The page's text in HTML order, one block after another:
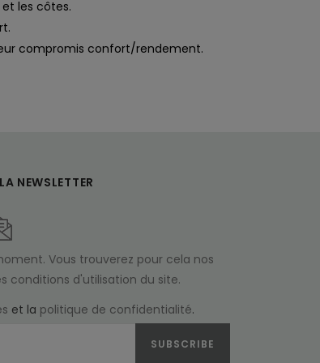
les côtes.
compromis confort/rendement.
NEWSLETTER
Vous trouverez pour cela nos
conditions d'utilisation du site.
et la politique de confidentialité.
SUBSCRIBE